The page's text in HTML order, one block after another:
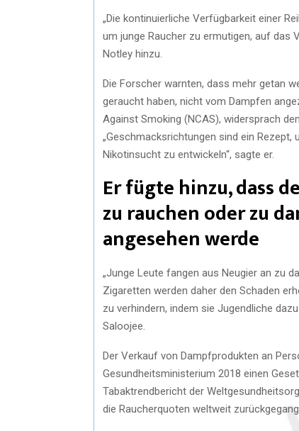
„Die kontinuierliche Verfügbarkeit einer
um junge Raucher zu ermutigen, auf das
Notley hinzu.
Die Forscher warnten, dass mehr getan
geraucht haben, nicht vom Dampfen
Against Smoking (NCAS), widersprach
„Geschmacksrichtungen sind ein Rezept,
Nikotinsucht zu entwickeln“, sagte er.
Er fügte hinzu, dass
zu rauchen oder zu
angesehen werde
„Junge Leute fangen aus Neugier an zu
Zigaretten werden daher den Schaden
zu verhindern, indem sie Jugendliche
Saloojee.
Der Verkauf von Dampfprodukten an
Gesundheitsministerium 2018 einen
Tabaktrendbericht der
die Raucherquoten weltweit